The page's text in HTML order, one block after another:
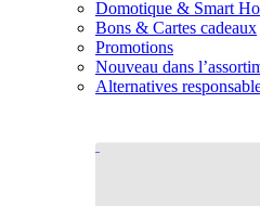
Domotique & Smart
Bons & Cartes cadeaux
Promotions
Nouveau dans
Alternatives